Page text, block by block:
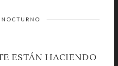
ESTÁN HACIENDO